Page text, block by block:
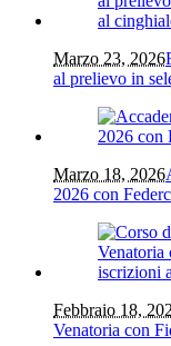
Marzo 23, 2026
al prelievo in
Marzo 18, 2026
2026 con
Febbraio 18,
Venatoria con